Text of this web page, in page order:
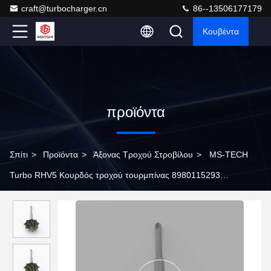
craft@turbocharger.cn 86--13506177179
Κουβέντα
προϊόντα
Σπίτι > Προϊόντα > Άξονας Τροχού Στροβίλου > MS-TECH
Turbo RHV5 Κουρδός τροχού τουρμπίνας 8980115293